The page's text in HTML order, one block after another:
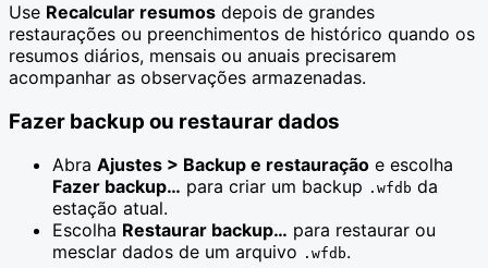
Use Recalcular resumos depois de grandes
restaurações ou preenchimentos de histórico quando os
resumos diários, mensais ou anuais precisarem
acompanhar as observações armazenadas.
Fazer backup ou restaurar dados
Abra Ajustes > Backup e restauração e escolha
Fazer backup… para criar um backup .wfdb da
estação atual.
Escolha Restaurar backup… para restaurar ou
mesclar dados de um arquivo .wfdb.